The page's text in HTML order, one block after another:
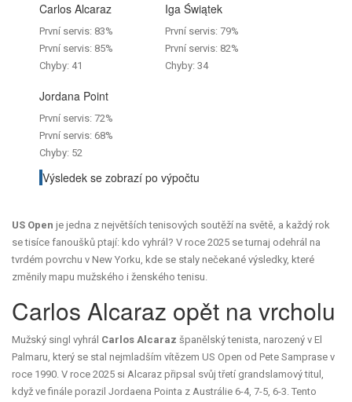
Carlos Alcaraz
První servis: 83%
První servis: 85%
Chyby: 41
Iga Świątek
První servis: 79%
První servis: 82%
Chyby: 34
Jordana Point
První servis: 72%
První servis: 68%
Chyby: 52
Výsledek se zobrazí po výpočtu
US Open je jedna z největších tenisových soutěží na světě, a každý rok
se tisíce fanoušků ptají: kdo vyhrál? V roce 2025 se turnaj odehrál na
tvrdém povrchu v New Yorku, kde se staly nečekané výsledky, které
změnily mapu mužského i ženského tenisu.
Carlos Alcaraz opět na vrcholu
Mužský singl vyhrál Carlos Alcaraz španělský tenista, narozený v El
Palmaru, který se stal nejmladším vítězem US Open od Pete Samprase v
roce 1990. V roce 2025 si Alcaraz připsal svůj třetí grandslamový titul,
když ve finále porazil Jordaena Pointa z Austrálie 6-4, 7-5, 6-3. Tento